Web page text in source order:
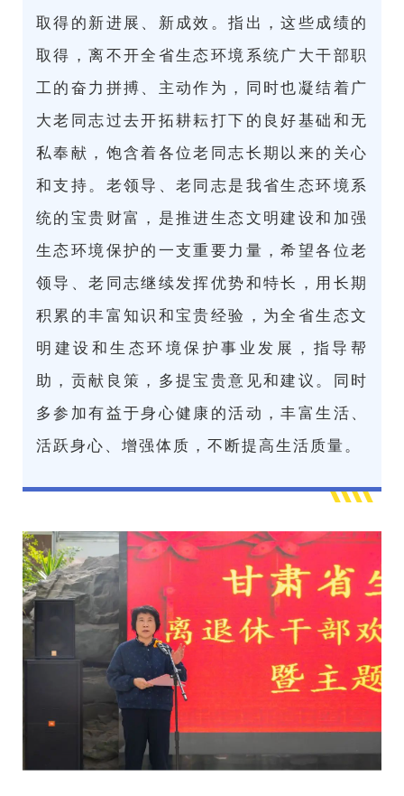
取得的新进展、新成效。指出，这些成绩的
取得，离不开全省生态环境系统广大干部职
工的奋力拼搏、主动作为，同时也凝结着广
大老同志过去开拓耕耘打下的良好基础和无
私奉献，饱含着各位老同志长期以来的关心
和支持。老领导、老同志是我省生态环境系
统的宝贵财富，是推进生态文明建设和加强
生态环境保护的一支重要力量，希望各位老
领导、老同志继续发挥优势和特长，用长期
积累的丰富知识和宝贵经验，为全省生态文
明建设和生态环境保护事业发展，指导帮
助，贡献良策，多提宝贵意见和建议。同时
多参加有益于身心健康的活动，丰富生活、
活跃身心、增强体质，不断提高生活质量。